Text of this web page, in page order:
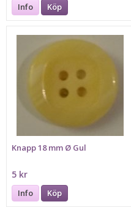
Info Köp
Knapp 18 mm Ø Gul
5 kr
Info Köp